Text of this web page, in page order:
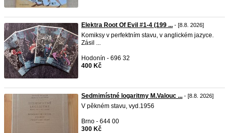
Elektra Root Of Evil #1-4 (199 ... - [8.8. 2026]
Komiksy v perfektním stavu, v anglickém jazyce.
Zásil ...
Hodonín - 696 32
400 Kč
Sedmimístné logaritmy M.Valouc ... - [8.8. 2026]
V pěkném stavu, vyd.1956
Brno - 644 00
300 Kč